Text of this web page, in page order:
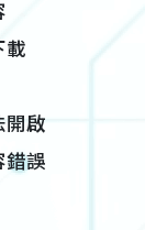
載
開啟
錯誤